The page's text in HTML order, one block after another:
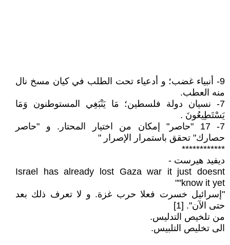
9- أنبياء غضب؛ و أدعياء تحت الطلب في كيان مسخ نال
منه العطب.
7- نسيان دولة فلسطين؛ مَا يَنْبَغِي المستوطنون وَمَا
يَسْتَطِيعُونَ .
7- 17 "حاصر" إمكان من اختيار المحتار. و "حاصر
حصارك" تحقق باستمرار الإصرار "
************
ديفيد هيرست -
Israel has already lost Gaza war it just doesnt
know it yet""
"إسرائيل خسرت فعلا حرب غزة. و لا تعرف ذلك بعد
حتى الآن". [1]
من تلخيص التدليس.
الى تخليص التلبيس.